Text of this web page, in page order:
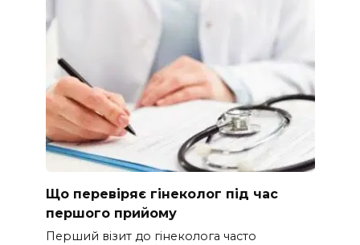
Що перевіряє гінеколог під час
першого прийому
Перший візит до гінеколога часто